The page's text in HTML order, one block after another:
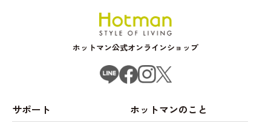
ホットマン公式オンラインショップ
サポート ホットマンのこと